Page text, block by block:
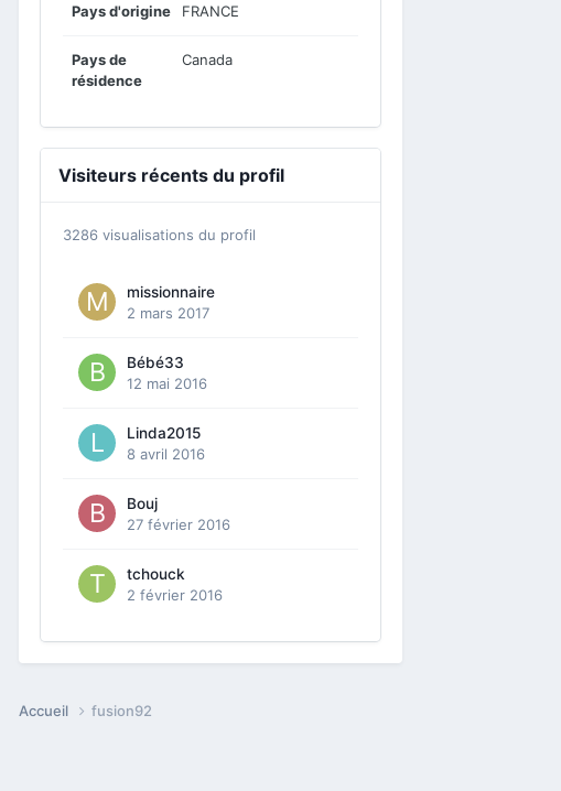
Pays d'origine FRANCE
Pays de
résidence
Canada
Visiteurs récents du profil
3286 visualisations du profil
missionnaire
2 mars 2017
Bébé33
12 mai 2016
Linda2015
8 avril 2016
Bouj
27 février 2016
tchouck
2 février 2016
Accueil fusion92